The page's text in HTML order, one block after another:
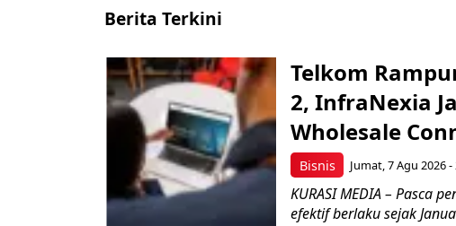
Berita Terkini
Bisnis
Telkom
2, InfraNexia
Wholesale
Jumat, 7 Agu 2026 -
KURASI MEDIA – Pasca
efektif berlaku sejak